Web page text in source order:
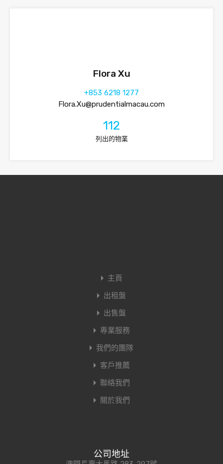
Flora Xu
+853 6218 1277
Flora.Xu@prudentialmacau.com
112
列出的物業
主頁
出租盤
出售盤
專業服務
我們的團隊
客戶推薦
聯絡我們
關於我們
公司地址